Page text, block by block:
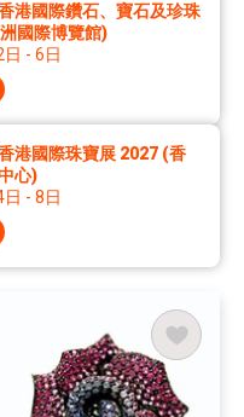
港國際鑽石、寶石及珍珠
國際博覽館)
- 6日
港國際珠寶展 2027 (香
心)
- 8日